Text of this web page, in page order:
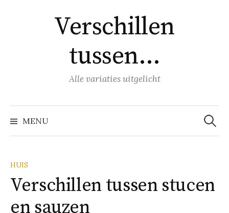
Verschillen
tussen…
Alle variaties uitgelicht
MENU
Zoeken
naar:
HUIS
Verschillen tussen stucen
en sauzen